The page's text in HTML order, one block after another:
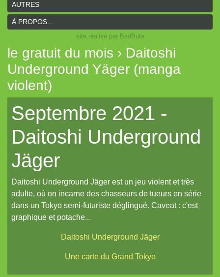
Titan&Fils 2020
Paysages
Histoires de la Montagne couronnée (Coeurs Vaillants)
Tout aléatoire pour IPP (Coeurs Vaillants)
Artemis (N.YX)
Fées (Coeurs Vaillants)
Les aventuriers du Continent perdu (Coeurs Vaillants)
Refuge 17 (Coeurs Vaillants)
Des portraits med-fan
Un écran pour Coeurs Vaillants // IPP (Intrépides)
Un nouveau site et un oeuf de pâques de noël...
AUTRES
À PROPOS...
site réalisé par BadButa
le gratuit du mois › Daitoshi
Underground Yäger (manga
violent)
Septembre 2021 -
Daitoshi Underground
Jäger
Daitoshi Underground Jäger est un jeu violent et très
adulte, où on incarne des chasseurs de tueurs en série
dans un Tokyo semi-futuriste déglingué. Caveat : c'est
graphique et potache...
Daitoshi Underground Jäger
Une carte du Grand Tokyo